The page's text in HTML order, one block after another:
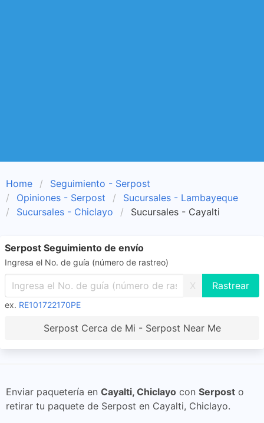
Home
Seguimiento - Serpost
Opiniones - Serpost
Sucursales - Lambayeque
Sucursales - Chiclayo
Sucursales - Cayalti
Serpost Seguimiento de envío
Ingresa el No. de guía (número de rastreo)
X
ex. RE101722170PE
Serpost Cerca de Mi - Serpost Near Me
Enviar paquetería en Cayalti, Chiclayo con Serpost o
retirar tu paquete de Serpost en Cayalti, Chiclayo.